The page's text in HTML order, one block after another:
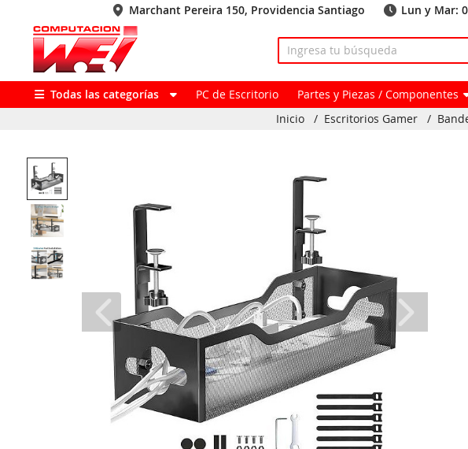
Marchant Pereira 150, Providencia Santiago Lun y Mar:
Todas las categorías PC de Escritorio Partes y Piezas / Componentes
Inicio
/ Escritorios Gamer /